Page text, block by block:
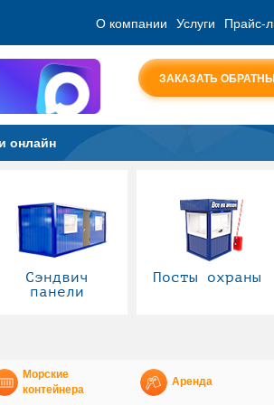
О компании Услуги Прайс-
ЗАКАЗАТЬ
онлайн
Сэндвич
панели
Посты охраны
Морские
контейнера
Аренда